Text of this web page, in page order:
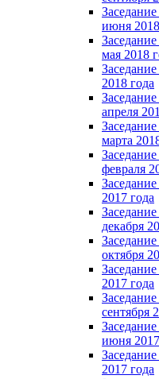
июня
мая 2018
2018 года
апреля
марта
февраля
2017 года
декабря
октября
2017 года
сентября
июня
2017 года